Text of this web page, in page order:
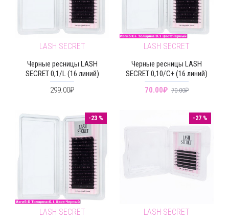
LASH SECRET
Черные ресницы LASH
SECRET 0,1/L (16 линий)
299.00₽
LASH SECRET
Черные ресницы LASH
SECRET 0,10/C+ (16 линий)
70.00₽ 70.00₽
-23 %
LASH SECRET
-27 %
LASH SECRET